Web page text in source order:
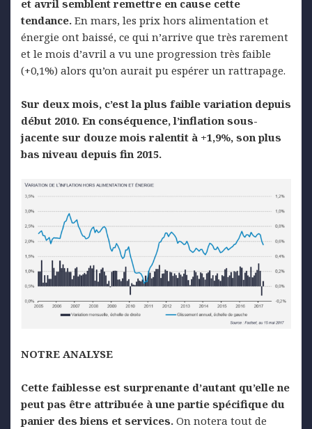
et avril semblent remettre en cause cette
tendance. En mars, les prix hors alimentation et
énergie ont baissé, ce qui n’arrive que très rarement
et le mois d’avril a vu une progression très faible
(+0,1%) alors qu’on aurait pu espérer un rattrapage.
Sur deux mois, c’est la plus faible variation depuis
début 2010. En conséquence, l’inflation sous-
jacente sur douze mois ralentit à +1,9%, son plus
bas niveau depuis fin 2015.
NOTRE ANALYSE
Cette faiblesse est surprenante d’autant qu’elle ne
peut pas être attribuée à une partie spécifique du
panier des biens et services. On notera tout de